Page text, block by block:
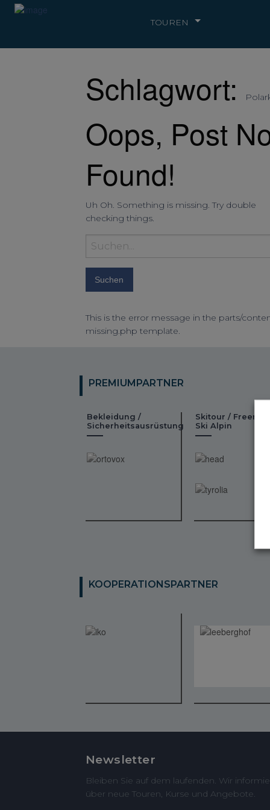
TOUREN
Schlagwort:
Oops, Post
Found!
Uh Oh. Something is missing. Try double
checking things.
Suchbegriff
eingeben:
This is the error message in the parts/
missing.php template.
PREMIUMPARTNER
Bekleidung /
Sicherheitsausrüstung
Skitour / Freeride /
Ski Alpin
KOOPERATIONSPARTNER
Newsletter
Bleiben Sie auf dem laufenden. Wir
über neue Touren, Kurse und Angebote.